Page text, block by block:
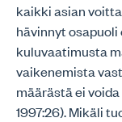
kaikki asian
hävinnyt
kuluvaatimusta
vaikenemista
määrästä ei
1997:26). Mikäli